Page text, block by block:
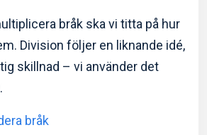
bråk ska vi titta på hur
Division följer en liknande idé,
skillnad – vi använder det
.
bråk